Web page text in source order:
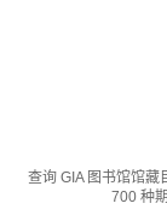
查询 GIA 图书馆馆藏
700 种